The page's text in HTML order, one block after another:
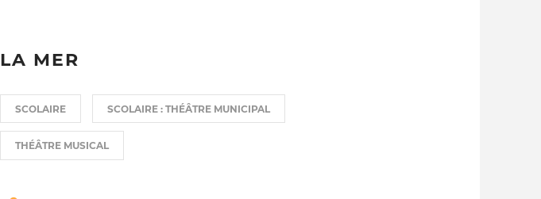
LA MER
SCOLAIRE SCOLAIRE : THÉÂTRE MUNICIPAL
THÉÂTRE MUSICAL